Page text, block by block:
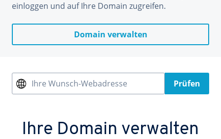
einloggen und auf Ihre Domain zugreifen.
Domain verwalten
Ihre Wunsch-Webadresse Prüfen
Ihre Domain verwalten